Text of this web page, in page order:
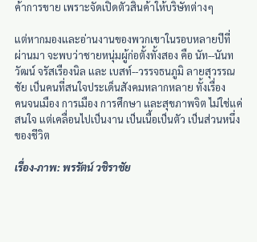
ค้าการขาย เพราะจัดเปิดตัวสินค้าให้บริษัทต่างๆ
แต่หากมองและอ่านงานของพวกเขาในรอบหลายปีที่
ผ่านมา จะพบว่าชายหนุ่มผู้ก่อตั้งทั้งสอง คือ นัท--นันท
วัฒน์ จรัสเรืองนิล และ เบสท์--วรรจธนภูมิ ลายสุวรรณ
ชัย เป็นคนที่สนใจประเด็นสังคมหลากหลาย ทั้งเรื่อง
คนจนเมือง การเมือง การศึกษา และสุขภาพจิต ไม่ใช่แค่
สนใจ แต่เคลื่อนไปเป็นงาน เป็นเนื้อเป็นตัว เป็นส่วนหนึ่ง
ของชีวิต
เรื่อง-ภาพ: พรรัตน์ วชิราชัย